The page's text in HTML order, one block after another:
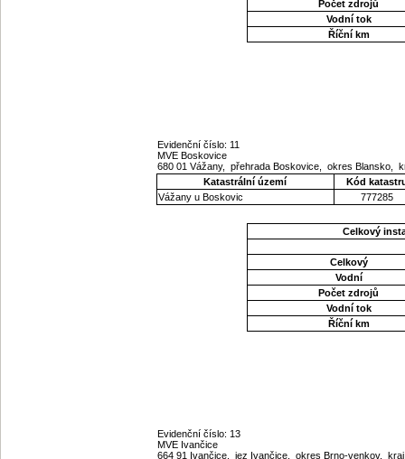
Počet zdrojů
Vodní tok
Říční km
Evidenční číslo: 11
MVE Boskovice
680 01 Vážany, přehrada Boskovice, okres Blansko,
Katastrální území
Kód
Vážany u Boskovic
777285
Celkový
Celkový
Vodní
Počet zdrojů
Vodní tok
Říční km
Evidenční číslo: 13
MVE Ivančice
664 91 Ivančice, jez Ivančice, okres Brno-venkov,